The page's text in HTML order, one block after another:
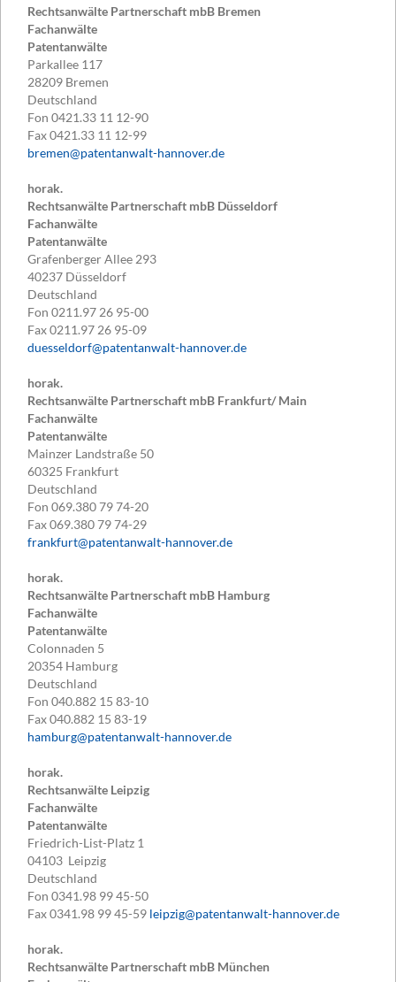
Rechtsanwälte Partnerschaft mbB Bremen
Fachanwälte
Patentanwälte
Parkallee 117
28209 Bremen
Deutschland
Fon 0421.33 11 12-90
Fax0421.33 11 12-99
bremen@patentanwalt-hannover.de
horak.
Rechtsanwälte Partnerschaft mbB Düsseldorf
Fachanwälte
Patentanwälte
Grafenberger Allee 293
40237 Düsseldorf
Deutschland
Fon 0211.97 26 95-00
Fax0211.97 26 95-09
duesseldorf@patentanwalt-hannover.de
horak.
Rechtsanwälte Partnerschaft mbB Frankfurt/ Main
Fachanwälte
Patentanwälte
Mainzer Landstraße 50
60325 Frankfurt
Deutschland
Fon 069.380 79 74-20
Fax069.380 79 74-29
frankfurt@patentanwalt-hannover.de
horak.
Rechtsanwälte Partnerschaft mbB Hamburg
Fachanwälte
Patentanwälte
Colonnaden 5
20354 Hamburg
Deutschland
Fon 040.882 15 83-10
Fax040.882 15 83-19
hamburg@patentanwalt-hannover.de
horak.
Rechtsanwälte Leipzig
Fachanwälte
Patentanwälte
Friedrich-List-Platz 1
04103 Leipzig
Deutschland
Fon 0341.98 99 45-50
Fax0341.98 99 45-59 leipzig@patentanwalt-hannover.de
horak.
Rechtsanwälte Partnerschaft mbB München